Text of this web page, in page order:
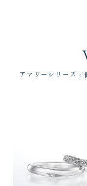
アマリーシリーズ：